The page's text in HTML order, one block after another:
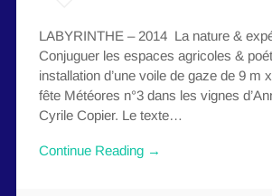
LABYRINTHE – 2014 La nature &
Conjuguer les espaces agricoles &
installation d’une voile de gaze de 9 m
fête Météores n°3 dans les vignes
Cyrile Copier. Le texte…
Continue Reading →